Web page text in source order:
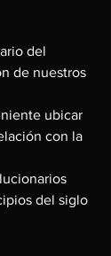
del
de nuestros
ubicar
con la
del siglo